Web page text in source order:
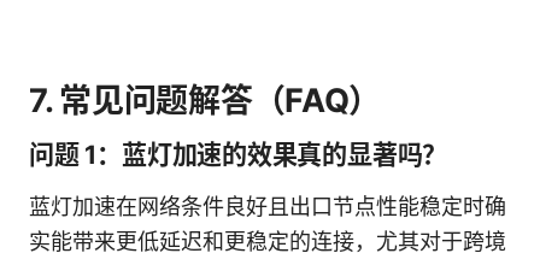
7. 常见问题解答（FAQ）
问题 1：蓝灯加速的效果真的显著吗？
蓝灯加速在网络条件良好且出口节点性能稳定时确
实能带来更低延迟和更稳定的连接，尤其对于跨境